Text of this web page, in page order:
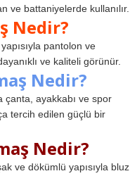
ve battaniyelerde kullanılır.
Nedir?
pantolon ve
ve kaliteli görünür.
Nedir?
çanta, ayakkabı ve spor
tercih edilen güçlü bir
Nedir?
ve dökümlü yapısıyla bluz